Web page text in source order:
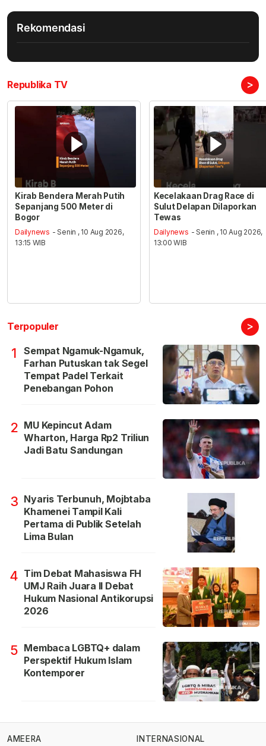
Rekomendasi
Republika TV >
Kirab Bendera Merah Putih
Sepanjang 500 Meter di
Bogor
Dailynews - Senin , 10 Aug 2026,
13:15 WIB
Kecelakaan Drag Race di
Sulut Delapan Dilaporkan
Tewas
Dailynews - Senin , 10 Aug 2026,
13:00 WIB
Terpopuler >
1
Sempat Ngamuk-Ngamuk,
Farhan Putuskan tak Segel
Tempat Padel Terkait
Penebangan Pohon
2 MU Kepincut Adam
Wharton, Harga Rp2 Triliun
Jadi Batu Sandungan
3 Nyaris Terbunuh, Mojbtaba
Khamenei Tampil Kali
Pertama di Publik Setelah
Lima Bulan
4 Tim Debat Mahasiswa FH
UMJ Raih Juara II Debat
Hukum Nasional Antikorupsi
2026
5 Membaca LGBTQ+ dalam
Perspektif Hukum Islam
Kontemporer
AMEERA INTERNASIONAL